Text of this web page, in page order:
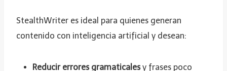
StealthWriter es ideal para quienes generan
contenido con inteligencia artificial y desean:
Reducir errores gramaticalesy frases poco